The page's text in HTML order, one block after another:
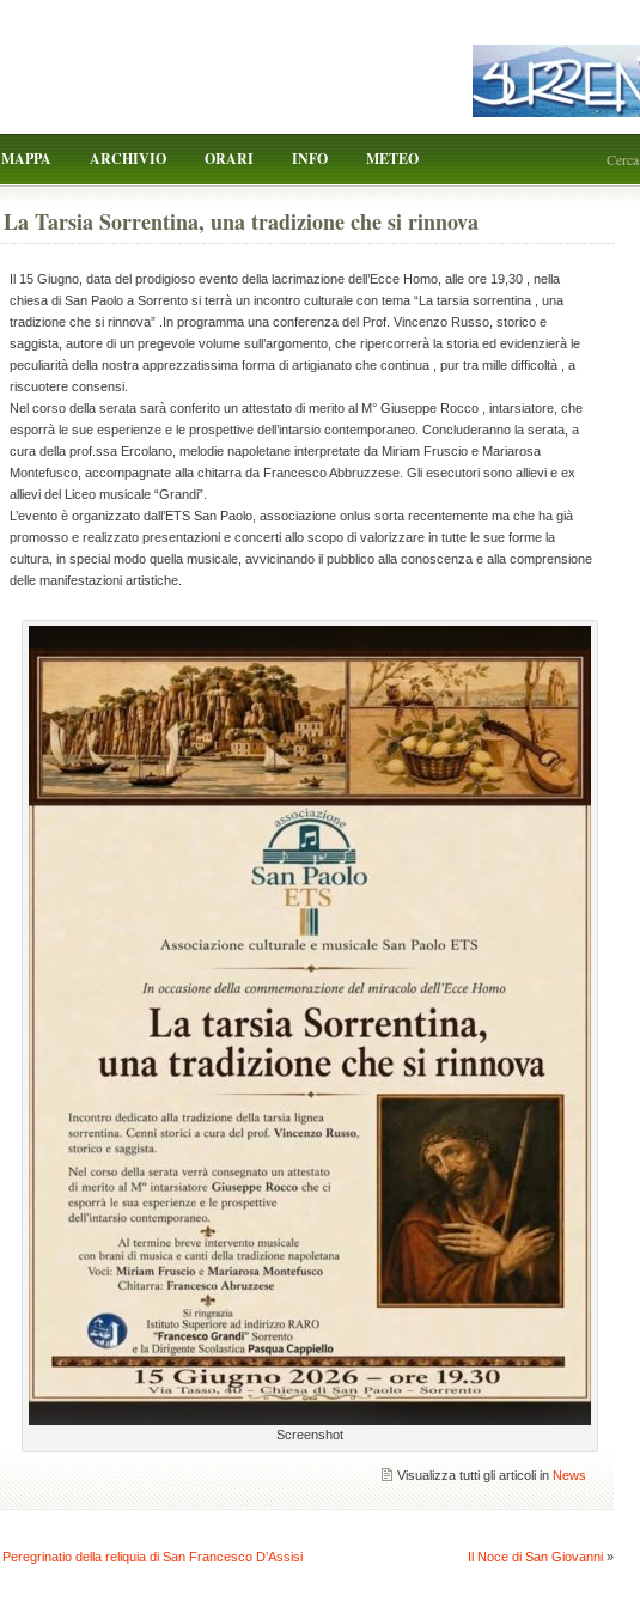
MAPPA ARCHIVIO ORARI INFO METEO Cerca
La Tarsia Sorrentina, una tradizione che si rinnova
Il 15 Giugno, data del prodigioso evento della lacrimazione dell’Ecce Homo, alle ore 19,30 , nella
chiesa di San Paolo a Sorrento si terrà un incontro culturale con tema “La tarsia sorrentina , una
tradizione che si rinnova” .In programma una conferenza del Prof. Vincenzo Russo, storico e
saggista, autore di un pregevole volume sull’argomento, che ripercorrerà la storia ed evidenzierà le
peculiarità della nostra apprezzatissima forma di artigianato che continua , pur tra mille difficoltà , a
riscuotere consensi.
Nel corso della serata sarà conferito un attestato di merito al M° Giuseppe Rocco , intarsiatore, che
esporrà le sue esperienze e le prospettive dell’intarsio contemporaneo. Concluderanno la serata, a
cura della prof.ssa Ercolano, melodie napoletane interpretate da Miriam Fruscio e Mariarosa
Montefusco, accompagnate alla chitarra da Francesco Abbruzzese. Gli esecutori sono allievi e ex
allievi del Liceo musicale “Grandi”.
L’evento è organizzato dall’ETS San Paolo, associazione onlus sorta recentemente ma che ha già
promosso e realizzato presentazioni e concerti allo scopo di valorizzare in tutte le sue forme la
cultura, in special modo quella musicale, avvicinando il pubblico alla conoscenza e alla comprensione
delle manifestazioni artistiche.
Screenshot
Visualizza tutti gli articoli inNews
Peregrinatio della reliquia di San Francesco D’Assisi Il Noce di San Giovanni»